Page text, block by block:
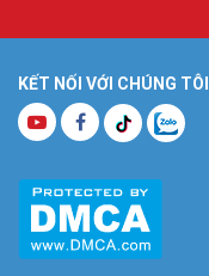
KẾT NỐI VỚI CHÚNG TÔI